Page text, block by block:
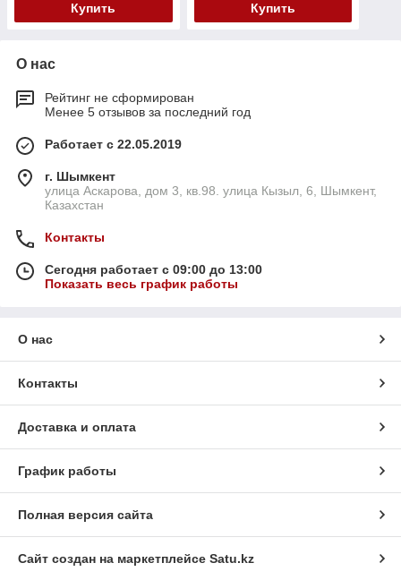
Купить Купить
О нас
Рейтинг не сформирован
Менее 5 отзывов за последний год
Работает с 22.05.2019
г. Шымкент
улица Аскарова, дом 3, кв.98. улица Кызыл, 6, Шымкент,
Казахстан
Контакты
Сегодня работает с 09:00 до 13:00
Показать весь график работы
О нас
Контакты
Доставка и оплата
График работы
Полная версия сайта
Сайт создан на маркетплейсе Satu.kz